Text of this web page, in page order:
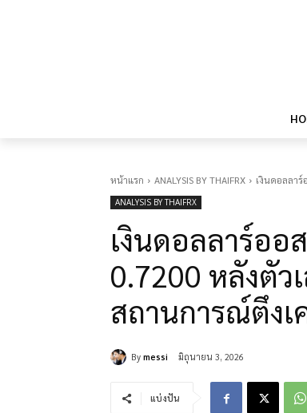
หน้าแรก ANALYSIS BY THAIFRX เงินดอลลา
ANALYSIS BY THAIFRX
เงินดอลลาร์ออ
0.7200 หลังตัว
สถานการณ์ตึง
By messi มิถุนายน 3, 2026
แบ่งปัน